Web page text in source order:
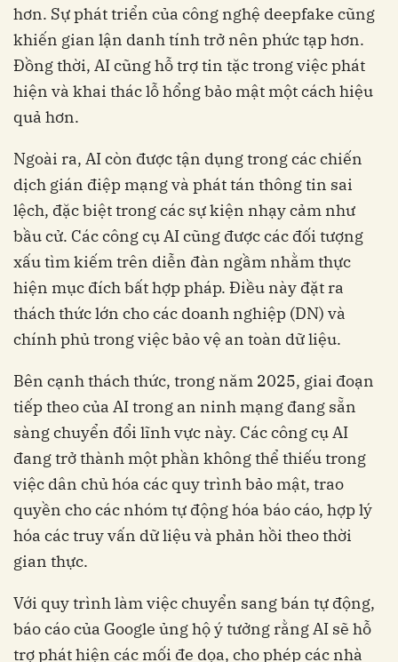
hơn. Sự phát triển của công nghệ deepfake cũng
khiến gian lận danh tính trở nên phức tạp hơn.
Đồng thời, AI cũng hỗ trợ tin tặc trong việc phát
hiện và khai thác lỗ hổng bảo mật một cách hiệu
quả hơn.
Ngoài ra, AI còn được tận dụng trong các chiến
dịch gián điệp mạng và phát tán thông tin sai
lệch, đặc biệt trong các sự kiện nhạy cảm như
bầu cử. Các công cụ AI cũng được các đối tượng
xấu tìm kiếm trên diễn đàn ngầm nhằm thực
hiện mục đích bất hợp pháp. Điều này đặt ra
thách thức lớn cho các doanh nghiệp (DN) và
chính phủ trong việc bảo vệ an toàn dữ liệu.
Bên cạnh thách thức, trong năm 2025, giai đoạn
tiếp theo của AI trong an ninh mạng đang sẵn
sàng chuyển đổi lĩnh vực này. Các công cụ AI
đang trở thành một phần không thể thiếu trong
việc dân chủ hóa các quy trình bảo mật, trao
quyền cho các nhóm tự động hóa báo cáo, hợp lý
hóa các truy vấn dữ liệu và phản hồi theo thời
gian thực.
Với quy trình làm việc chuyển sang bán tự động,
báo cáo của Google ủng hộ ý tưởng rằng AI sẽ hỗ
trợ phát hiện các mối đe dọa, cho phép các nhà